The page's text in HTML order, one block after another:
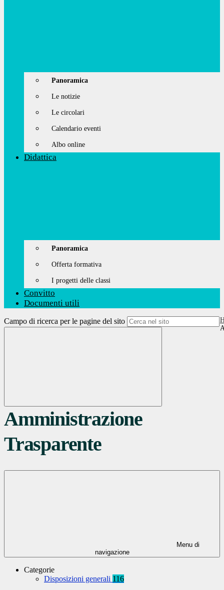
Panoramica
Le notizie
Le circolari
Calendario eventi
Albo online
Didattica
Panoramica
Offerta formativa
I progetti delle classi
Convitto
Documenti utili
Campo di ricerca per le pagine del sito
Amministrazione
Trasparente
Menu di
navigazione
Categorie
Disposizioni generali 116